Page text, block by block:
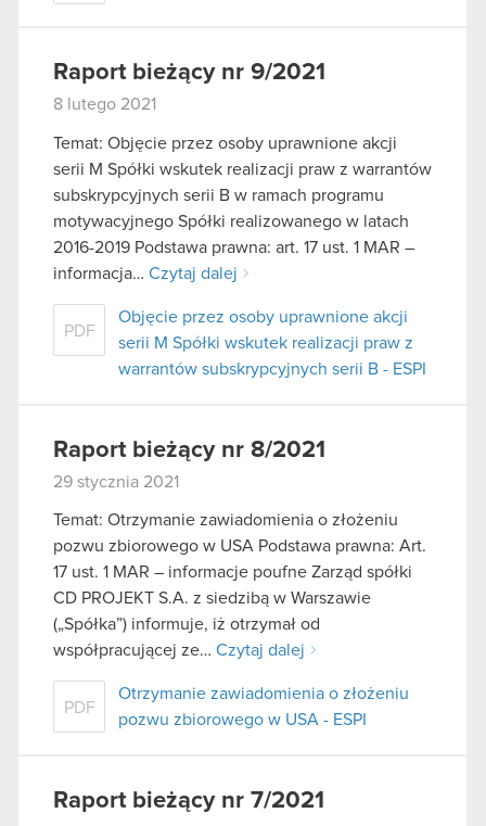
Raport bieżący nr 9/2021
8 lutego 2021
Temat: Objęcie przez osoby uprawnione akcji
serii M Spółki wskutek realizacji praw z warrantów
subskrypcyjnych serii B w ramach programu
motywacyjnego Spółki realizowanego w latach
2016-2019 Podstawa prawna: art. 17 ust. 1 MAR –
informacja… Czytaj dalej
PDF
Objęcie przez osoby uprawnione akcji
serii M Spółki wskutek realizacji praw z
warrantów subskrypcyjnych serii B - ESPI
Raport bieżący nr 8/2021
29 stycznia 2021
Temat: Otrzymanie zawiadomienia o złożeniu
pozwu zbiorowego w USA Podstawa prawna: Art.
17 ust. 1 MAR – informacje poufne Zarząd spółki
CD PROJEKT S.A. z siedzibą w Warszawie
(„Spółka”) informuje, iż otrzymał od
współpracującej ze… Czytaj dalej
PDF
Otrzymanie zawiadomienia o złożeniu
pozwu zbiorowego w USA - ESPI
Raport bieżący nr 7/2021